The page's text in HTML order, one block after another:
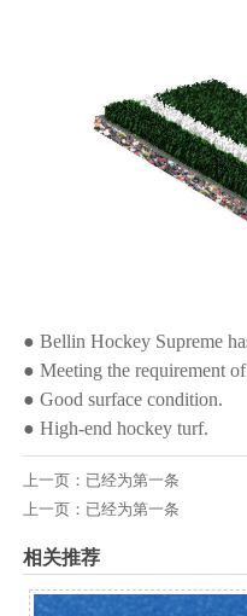
● Bellin Hockey Supreme
● Meeting the requirement
● Good surface condition.
● High-end hockey turf.
上一页：已经为第一条
上一页：已经为第一条
相关推荐